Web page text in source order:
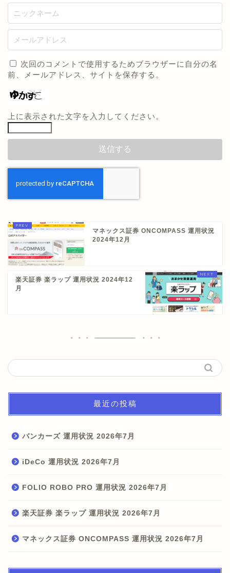
次回のコメントで使用するためブラウザーに自分の名
前、メールアドレス、サイトを保存する。
上に表示された文字を入力してください。
マネックス証券 ONCOMPASS 運用状況
2024年12月
楽天証券 楽ラップ 運用状況 2024年12
月
最近の投稿
バンカーズ 運用状況 2026年7月
iDeCo 運用状況 2026年7月
FOLIO ROBO PRO 運用状況 2026年7月
楽天証券 楽ラップ 運用状況 2026年7月
マネックス証券 ONCOMPASS 運用状況 2026年7月